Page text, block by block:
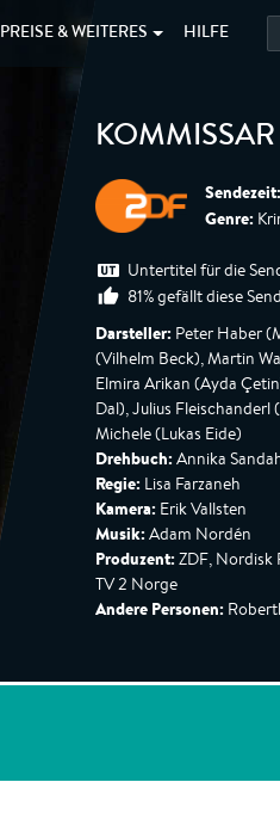
PREISE & WEITERES HILFE
Sendezeit:
Genre:
Untertitel für die
81% gefällt diese
Darsteller: Peter Haber
(Vilhelm Beck), Martin
Elmira Arikan (Ayda
Dal), Julius
Michele (Lukas Eide)
Drehbuch: Annika
Regie: Lisa Farzaneh
Kamera: Erik Vallsten
Musik: Adam Nordén
Produzent: ZDF, Nordisk
TV 2 Norge
Andere Personen: